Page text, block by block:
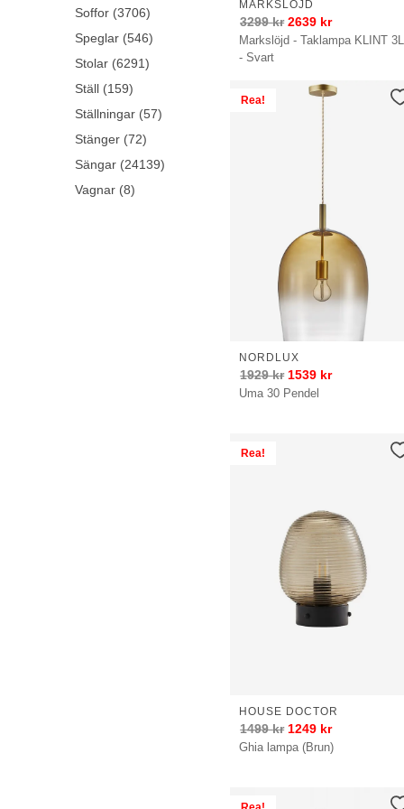
Markslöjd - Taklampa KLINT 3L
- Svart
MARKSLÖJD
3299kr 2639 kr
Rea!
Uma 30 Pendel
NORDLUX
1929kr 1539 kr
Rea!
Ghia lampa (Brun)
HOUSE DOCTOR
1499kr 1249 kr
Soffor (3706)
Speglar (546)
Stolar (6291)
Ställ (159)
Ställningar (57)
Stänger (72)
Sängar (24139)
Vagnar (8)